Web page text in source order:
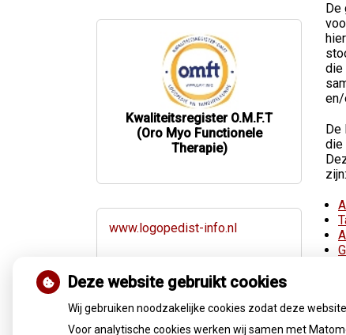
De
die
De
die
zijn:
Kwaliteitsregister O.M.F.T
(Oro Myo Functionele
Therapie)
www.logopedist-info.nl
Deze website gebruikt cookies
Wij gebruiken noodzakelijke cookies zodat deze
Voor analytische cookies werken wij samen met